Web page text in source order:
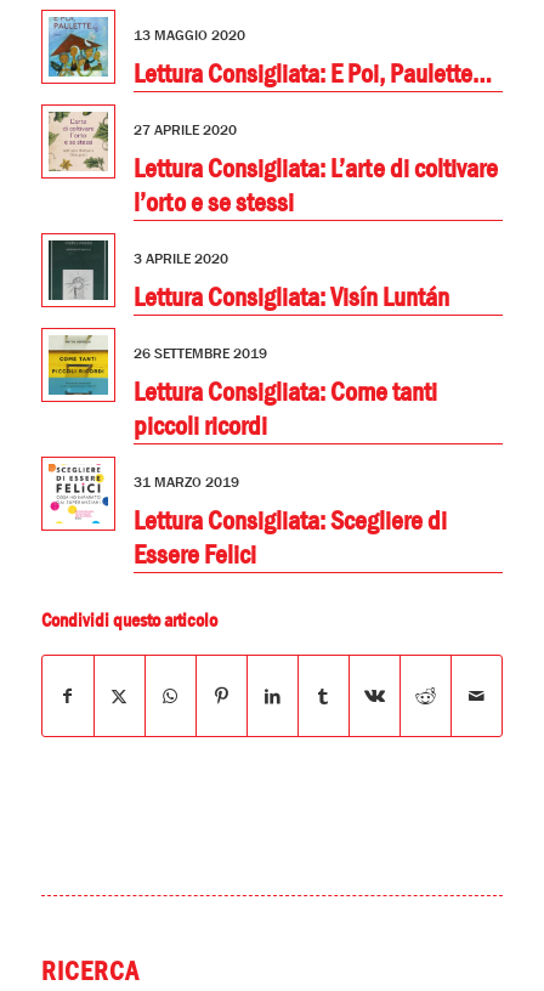
13 MAGGIO 2020
Lettura Consigliata: E Poi, Paulette…
27 APRILE 2020
Lettura Consigliata: L’arte di coltivare
l’orto e se stessi
3 APRILE 2020
Lettura Consigliata: Visín Luntán
26 SETTEMBRE 2019
Lettura Consigliata: Come tanti
piccoli ricordi
31 MARZO 2019
Lettura Consigliata: Scegliere di
Essere Felici
Condividi questo articolo
RICERCA